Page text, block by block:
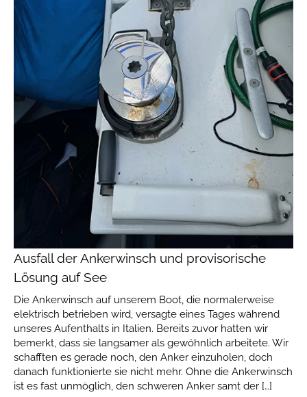
Ausfall der Ankerwinsch und provisorische
Lösung auf See
Die Ankerwinsch auf unserem Boot, die normalerweise
elektrisch betrieben wird, versagte eines Tages während
unseres Aufenthalts in Italien. Bereits zuvor hatten wir
bemerkt, dass sie langsamer als gewöhnlich arbeitete. Wir
schafften es gerade noch, den Anker einzuholen, doch
danach funktionierte sie nicht mehr. Ohne die Ankerwinsch
ist es fast unmöglich, den schweren Anker samt der […]